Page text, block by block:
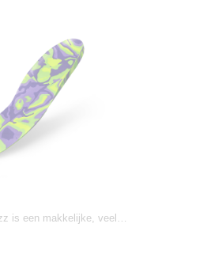
is een makkelijke, veel…